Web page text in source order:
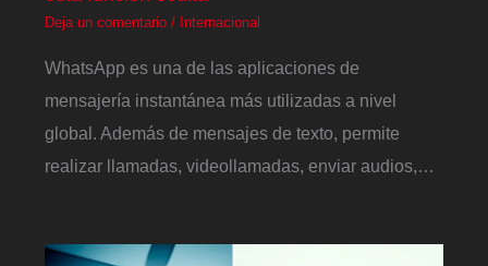
Deja un comentario / Internacional
WhatsApp es una de las aplicaciones de
mensajería instantánea más utilizadas a nivel
global. Además de mensajes de texto, permite
realizar llamadas, videollamadas, enviar audios,…